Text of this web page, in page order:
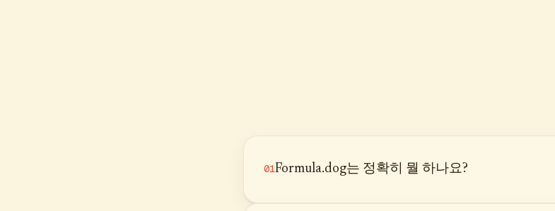
01Formula.dog는 정확히 뭘 하나요?